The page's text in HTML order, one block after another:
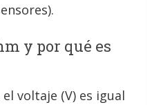
y por qué es
voltaje (V) es igual